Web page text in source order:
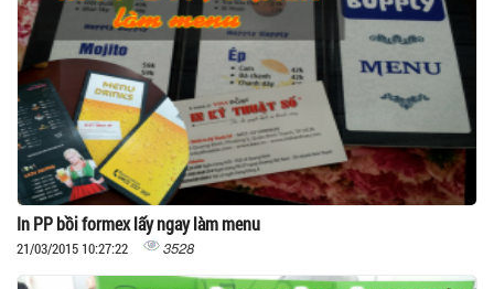
In PP bồi formex lấy ngay làm menu
21/03/2015 10:27:22 3528